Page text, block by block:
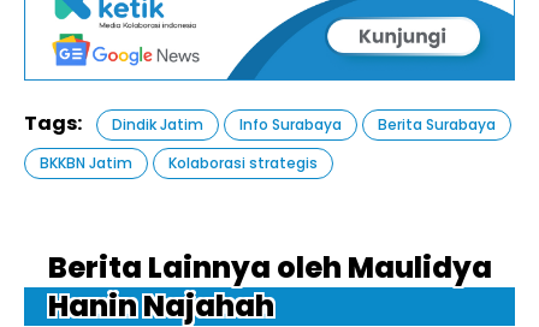
Tags: Dindik Jatim Info Surabaya
Berita Surabaya
BKKBN Jatim
Kolaborasi strategis
Berita Lainnya oleh Maulidya
Hanin Najahah